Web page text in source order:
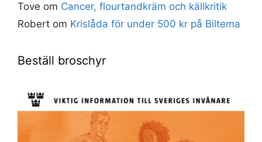
Tove om Cancer, flourtandkräm och källkritik
Robert om Krislåda för under 500 kr på Biltema
Beställ broschyr